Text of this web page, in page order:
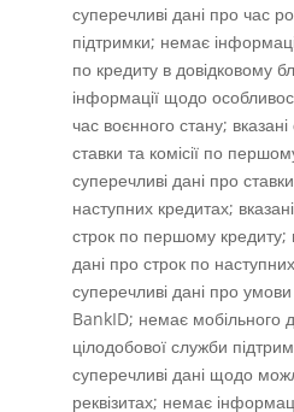
суперечливі дані про час
підтримки; немає
по кредиту в довідковому
інформації щодо
час воєнного стану;
ставки та комісії по
суперечливі дані про
наступних кредитах;
строк по першому кредиту;
дані про строк по
суперечливі дані про
BankID; немає мобільного
цілодобової служби
суперечливі дані щодо
реквізитах; немає